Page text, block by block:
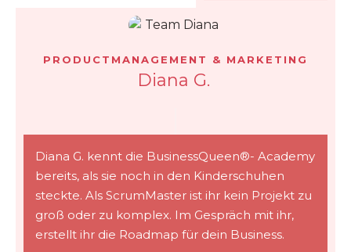
PRODUCTMANAGEMENT & MARKETING
Diana G.
Diana G. kennt die BusinessQueen®- Academy
bereits, als sie noch in den Kinderschuhen
steckte. Als ScrumMaster ist ihr kein Projekt zu
groß oder zu komplex. Im Gespräch mit ihr,
erstellt ihr die Roadmap für dein Business.